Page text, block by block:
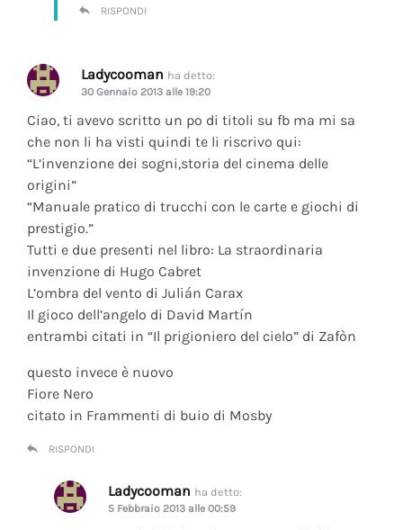
RISPONDI
Ladycooman ha detto:
30 Gennaio 2013 alle 19:20
Ciao, ti avevo scritto un po di titoli su fb ma mi sa
che non li ha visti quindi te li riscrivo qui:
“L’invenzione dei sogni,storia del cinema delle
origini”
“Manuale pratico di trucchi con le carte e giochi di
prestigio.”
Tutti e due presenti nel libro: La straordinaria
invenzione di Hugo Cabret
L’ombra del vento di Julián Carax
Il gioco dell’angelo di David Martín
entrambi citati in “Il prigioniero del cielo” di Zafòn
questo invece è nuovo
Fiore Nero
citato in Frammenti di buio di Mosby
RISPONDI
Ladycooman ha detto:
5 Febbraio 2013 alle 00:59